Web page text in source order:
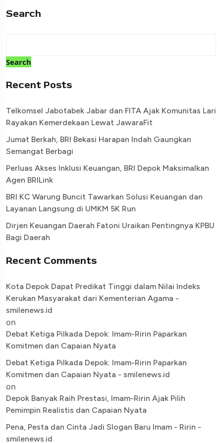
Search
Search
Recent Posts
Telkomsel Jabotabek Jabar dan FITA Ajak Komunitas Lari
Rayakan Kemerdekaan Lewat JawaraFit
Jumat Berkah, BRI Bekasi Harapan Indah Gaungkan
Semangat Berbagi
Perluas Akses Inklusi Keuangan, BRI Depok Maksimalkan
Agen BRILink
BRI KC Warung Buncit Tawarkan Solusi Keuangan dan
Layanan Langsung di UMKM 5K Run
Dirjen Keuangan Daerah Fatoni Uraikan Pentingnya KPBU
Bagi Daerah
Recent Comments
Kota Depok Dapat Predikat Tinggi dalam Nilai Indeks
Kerukan Masyarakat dari Kementerian Agama -
smilenews.id
on
Debat Ketiga Pilkada Depok: Imam-Ririn Paparkan
Komitmen dan Capaian Nyata
Debat Ketiga Pilkada Depok: Imam-Ririn Paparkan
Komitmen dan Capaian Nyata - smilenews.id
on
Depok Banyak Raih Prestasi, Imam-Ririn Ajak Pilih
Pemimpin Realistis dan Capaian Nyata
Pena, Pesta dan Cinta Jadi Slogan Baru Imam - Ririn -
smilenews.id